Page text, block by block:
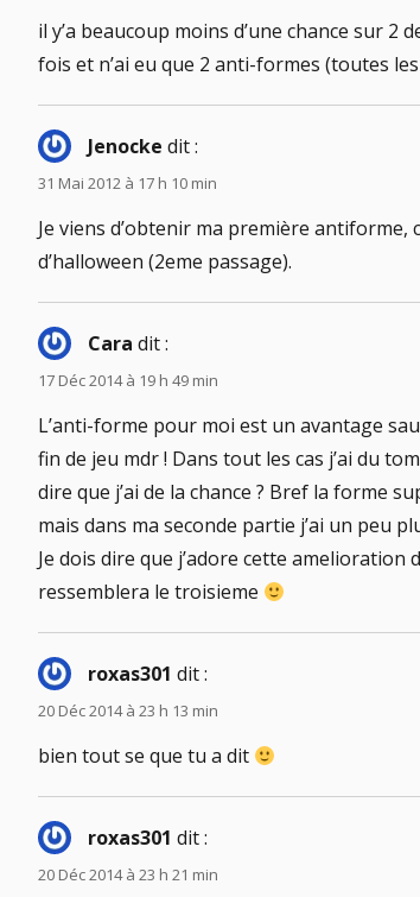
il y’a beaucoup moins d’une chance sur 2
fois et n’ai eu que 2 anti-formes (toutes
Jenocke dit :
31 Mai 2012 à 17 h 10 min
Je viens d’obtenir ma première antiforme,
d’halloween (2eme passage).
Cara dit :
17 Déc 2014 à 19 h 49 min
L’anti-forme pour moi est un avantage
fin de jeu mdr ! Dans tout les cas j’ai du
dire que j’ai de la chance ? Bref la forme
mais dans ma seconde partie j’ai un peu
Je dois dire que j’adore cette amelioration
ressemblera le troisieme
roxas301 dit :
20 Déc 2014 à 23 h 13 min
bien tout se que tu a dit
roxas301 dit :
20 Déc 2014 à 23 h 21 min